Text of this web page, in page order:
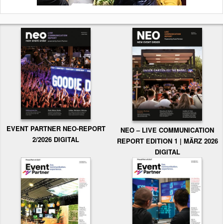
EVENT PARTNER NEO-REPORT
2/2026 DIGITAL
NEO – LIVE COMMUNICATION
REPORT EDITION 1 | MÄRZ 2026
DIGITAL